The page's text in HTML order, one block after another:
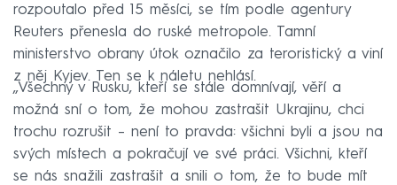
rozpoutalo před 15 měsíci, se tím podle agentury
Reuters přenesla do ruské metropole. Tamní
ministerstvo obrany útok označilo za teroristický a viní
z něj Kyjev. Ten se k náletu nehlásí.
„Všechny v Rusku, kteří se stále domnívají, věří a
možná sní o tom, že mohou zastrašit Ukrajinu, chci
trochu rozrušit – není to pravda: všichni byli a jsou na
svých místech a pokračují ve své práci. Všichni, kteří
se nás snažili zastrašit a snili o tom, že to bude mít